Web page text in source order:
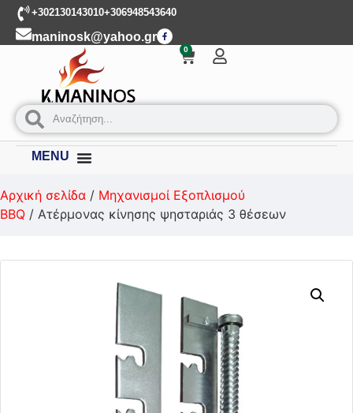
+302130143010+306948543640
maninosk@yahoo.gr
0
MENU
Αρχική σελίδα / Μηχανισμοί Εξοπλισμού
BBQ / Ατέρμονας κίνησης ψησταριάς 3 θέσεων